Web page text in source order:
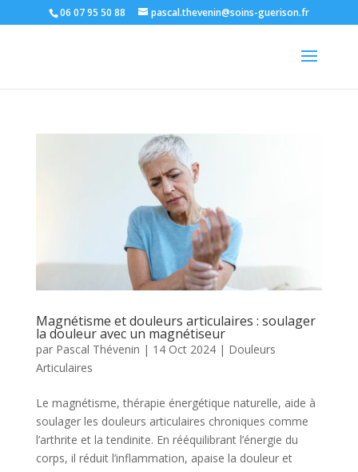
06 07 95 50 88 pascal.thevenin@soins-guerison.fr
Magnétisme et douleurs articulaires : soulager
la douleur avec un magnétiseur
par Pascal Thévenin | 14 Oct 2024| Douleurs
Articulaires
Le magnétisme, thérapie énergétique naturelle, aide à
soulager les douleurs articulaires chroniques comme
l’arthrite et la tendinite. En rééquilibrant l’énergie du
corps, il réduit l’inflammation, apaise la douleur et